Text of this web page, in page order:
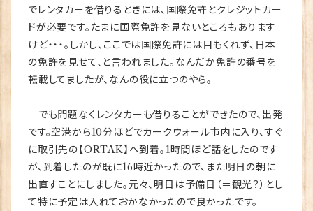
でレンタカーを借りるときには、国際免許とクレジットカー
ドが必要です。たまに国際免許を見ないところもあります
けど・・・。しかし、ここでは国際免許には目もくれず、日本
の免許を見せて、と言われました。なんだか免許の番号を
転載してましたが、なんの役に立つのやら。
でも問題なくレンタカーも借りることができたので、出発
です。空港から10分ほどでカークウォール市内に入り、すぐ
に取引先の【ORTAK】へ到着。1時間ほど話をしたのです
が、到着したのが既に16時近かったので、また明日の朝に
出直すことにしました。元々、明日は予備日（＝観光？）とし
て特に予定は入れておかなかったので良かったです。